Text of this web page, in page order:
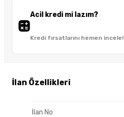
Acil kredi mi lazım?
Kredi fırsatlarını hemen incele!
İlan Özellikleri
İlan No